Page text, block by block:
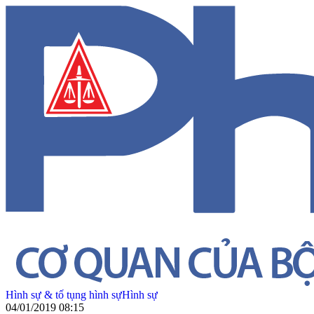
Hình sự & tố tụng hình sựHình sự
04/01/2019 08:15